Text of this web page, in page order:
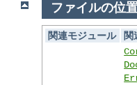
ファイルの位
関連モジュール
関